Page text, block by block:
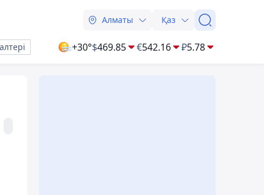
Алматы Қаз
+30°$469.85 €542.16 ₽5.78